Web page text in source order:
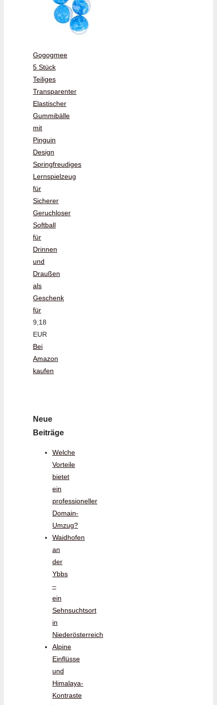
Gogogmee
5 Stück
Teiliges
Transparenter
Elastischer
Gummibälle
mit
Pinguin
Design
Springfreudiges
Lernspielzeug
für
Sicherer
Geruchloser
Softball
für
Drinnen
und
Draußen
als
Geschenk
für
9,18
EUR
Bei
Amazon
kaufen
Neue
Beiträge
Welche
Vorteile
bietet
ein
professioneller
Domain-
Umzug?
Waidhofen
an
der
Ybbs
–
ein
Sehnsuchtsort
in
Niederösterreich
Alpine
Einflüsse
und
Himalaya-
Kontraste